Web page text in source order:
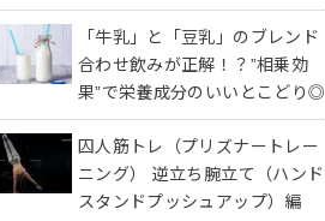
「牛乳」と「豆乳」のブレンド
合わせ飲みが正解！？”相乗効
果”で栄養成分のいいとこどり◎
囚人筋トレ（プリズナートレー
ニング） 逆立ち腕立て（ハンド
スタンドプッシュアップ）編